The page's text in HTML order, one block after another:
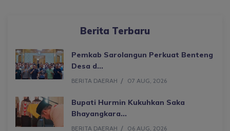
Berita Terbaru
Pemkab Sarolangun Perkuat Benteng
Desa d...
BERITA DAERAH 07 AUG, 2026
Bupati Hurmin Kukuhkan Saka
Bhayangkara...
BERITA DAERAH 06 AUG, 2026